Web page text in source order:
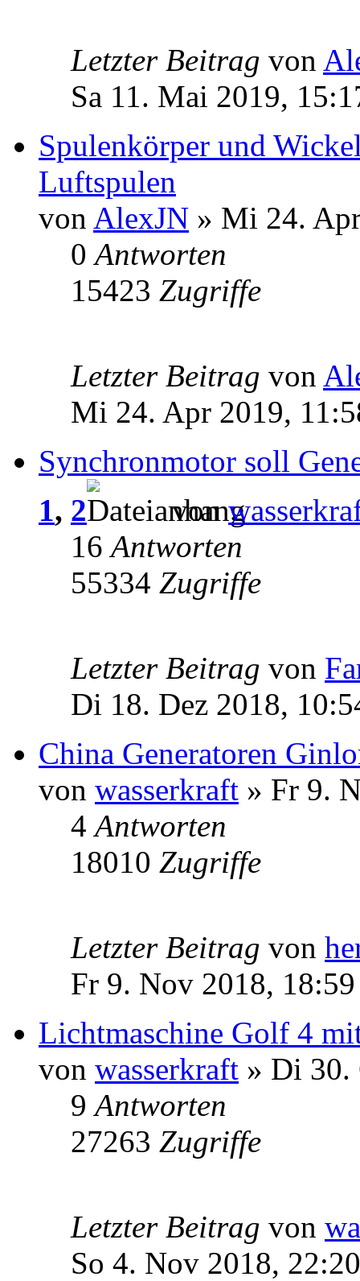
Letzter Beitrag von
Sa 11. Mai 2019,
Spulenkörper und
Luftspulen
von AlexJN » Mi 24.
0Antworten
15423 Zugriffe
Letzter Beitrag von
Mi 24. Apr 2019,
Synchronmotor soll
1, 2 von
16Antworten
55334 Zugriffe
Letzter Beitrag von
Di 18. Dez 2018,
China Generatoren
von wasserkraft » Fr 9.
4Antworten
18010 Zugriffe
Letzter Beitrag von
Fr 9. Nov 2018, 18:59
Lichtmaschine Golf 4
von wasserkraft » Di 30.
9Antworten
27263 Zugriffe
Letzter Beitrag von
So 4. Nov 2018, 22:20